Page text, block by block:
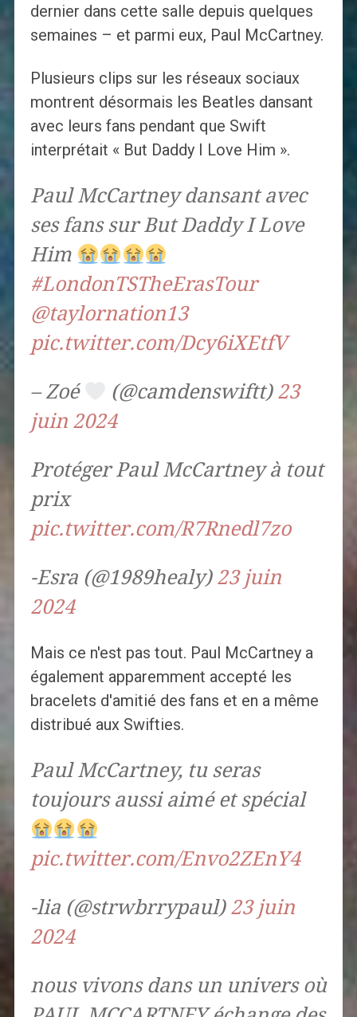
dernier dans cette salle depuis quelques
semaines – et parmi eux, Paul McCartney.
Plusieurs clips sur les réseaux sociaux
montrent désormais les Beatles dansant
avec leurs fans pendant que Swift
interprétait « But Daddy I Love Him ».
Paul McCartney dansant avec
ses fans sur But Daddy I Love
Him
#LondonTSTheErasTour
@taylornation13
pic.twitter.com/Dcy6iXEtfV
– Zoé (@camdenswiftt) 23
juin 2024
Protéger Paul McCartney à tout
prix
pic.twitter.com/R7Rnedl7zo
-Esra (@1989healy) 23 juin
2024
Mais ce n'est pas tout. Paul McCartney a
également apparemment accepté les
bracelets d'amitié des fans et en a même
distribué aux Swifties.
Paul McCartney, tu seras
toujours aussi aimé et spécial
pic.twitter.com/Envo2ZEnY4
-lia (@strwbrrypaul) 23 juin
2024
nous vivons dans un univers où